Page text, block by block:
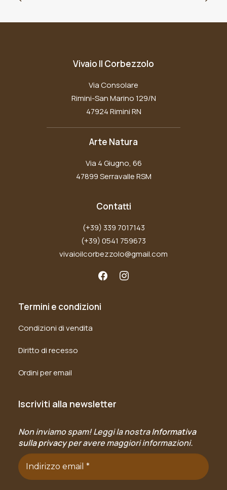
Vivaio Il Corbezzolo
Via Consolare
Rimini-San Marino 129/N
47924 Rimini RN
Arte Natura
Via 4 Giugno, 66
47899 Serravalle RSM
Contatti
(+39) 339 7017143
(+39) 0541 759673
vivaioilcorbezzolo@gmail.com
Termini e condizioni
Condizioni di vendita
Diritto di recesso
Ordini per email
Iscriviti alla newsletter
Non inviamo spam! Leggi la nostraInformativa
sulla privacyper avere maggiori informazioni.